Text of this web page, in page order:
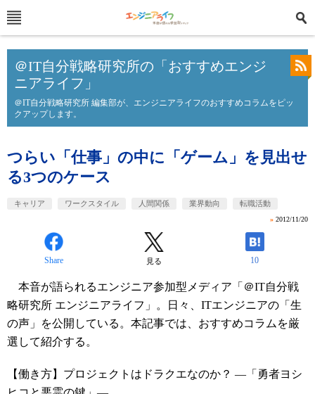
＠IT自分戦略研究所の「おすすめエンジ
ニアライフ」
＠IT自分戦略研究所 編集部が、エンジニアライフのおすすめコラムをピッ
クアップします。
つらい「仕事」の中に「ゲーム」を見出せ
る3つのケース
キャリア ワークスタイル 人間関係 業界動向 転職活動
» 2012/11/20
Share 見る 10
本音が語られるエンジニア参加型メディア「＠IT自分戦
略研究所 エンジニアライフ」。日々、ITエンジニアの「生
の声」を公開している。本記事では、おすすめコラムを厳
選して紹介する。
【働き方】プロジェクトはドラクエなのか？ ―「勇者ヨシ